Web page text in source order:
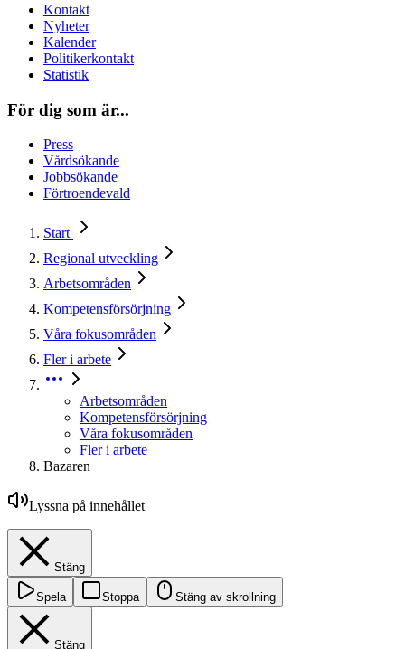
Kontakt
Nyheter
Kalender
Politikerkontakt
Statistik
För dig som är...
Press
Vårdsökande
Jobbsökande
Förtroendevald
Start
Regional utveckling
Arbetsområden
Kompetensförsörjning
Våra fokusområden
Fler i arbete
Arbetsområden
Kompetensförsörjning
Våra fokusområden
Fler i arbete
Bazaren
Lyssna på innehållet
Stäng
Spela Stoppa Stäng av skrollning
Stäng